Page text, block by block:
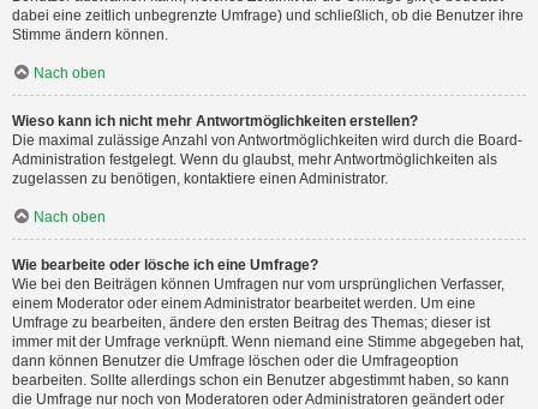
dabei eine zeitlich unbegrenzte Umfrage) und schließlich, ob die Benutzer ihre
Stimme ändern können.
Nach oben
Wieso kann ich nicht mehr Antwortmöglichkeiten erstellen?
Die maximal zulässige Anzahl von Antwortmöglichkeiten wird durch die Board-
Administration festgelegt. Wenn du glaubst, mehr Antwortmöglichkeiten als
zugelassen zu benötigen, kontaktiere einen Administrator.
Nach oben
Wie bearbeite oder lösche ich eine Umfrage?
Wie bei den Beiträgen können Umfragen nur vom ursprünglichen Verfasser,
einem Moderator oder einem Administrator bearbeitet werden. Um eine
Umfrage zu bearbeiten, ändere den ersten Beitrag des Themas; dieser ist
immer mit der Umfrage verknüpft. Wenn niemand eine Stimme abgegeben hat,
dann können Benutzer die Umfrage löschen oder die Umfrageoption
bearbeiten. Sollte allerdings schon ein Benutzer abgestimmt haben, so kann
die Umfrage nur noch von Moderatoren oder Administratoren geändert oder